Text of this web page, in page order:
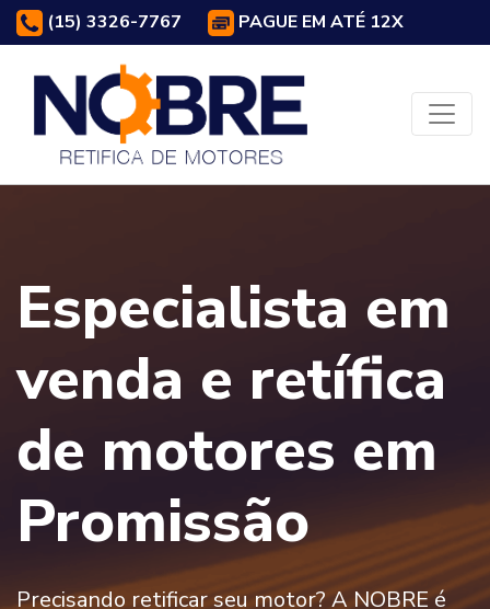
(15) 3326-7767 PAGUE EM ATÉ 12X
Especialista em
venda e retífica
de motores em
Promissão
Precisando retificar seu motor? A NOBRE é